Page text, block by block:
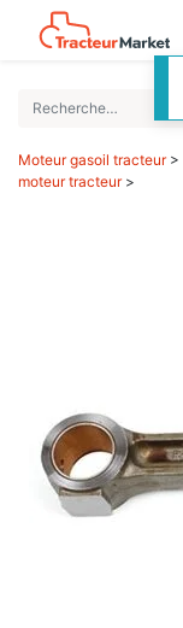
Moteur gasoil tracteur>
moteur tracteur>